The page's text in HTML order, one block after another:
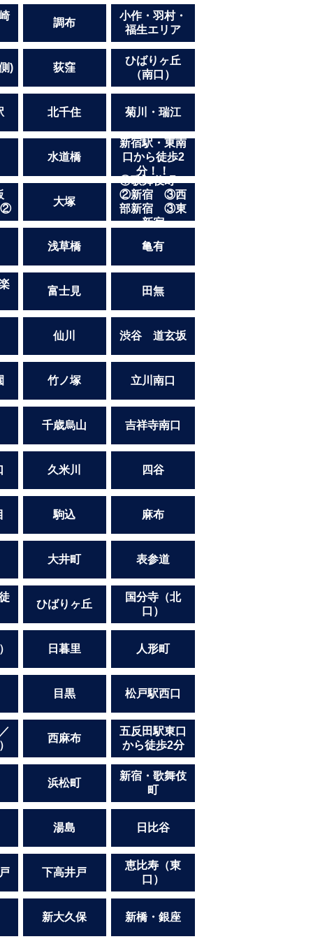
調布
小作・羽村・
福生エリア
) 荻窪
ひばりヶ丘
（南口）
北千住 菊川・瑞江
水道橋
新宿駅・東南
口から徒歩2
分！！
②
大塚
①歌舞伎町
②新宿 ③西
部新宿 ③東
新宿
浅草橋 亀有
富士見 田無
仙川 渋谷 道玄坂
竹ノ塚 立川南口
千歳烏山 吉祥寺南口
久米川 四谷
駒込 麻布
大井町 表参道
ひばりヶ丘
国分寺（北
口）
日暮里 人形町
目黒 松戸駅西口
西麻布
五反田駅東口
から徒歩2分
浜松町
新宿・歌舞伎
町
湯島 日比谷
下高井戸
恵比寿（東
口）
新大久保 新橋・銀座